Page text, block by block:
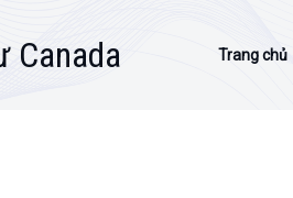
Canada Trang chủ